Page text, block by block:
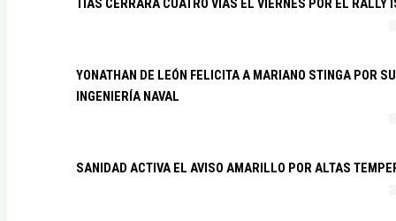
TÍAS CERRARÁ CUATRO VÍAS EL VIERNES POR EL
YONATHAN DE LEÓN FELICITA A MARIANO STINGA POR
INGENIERÍA NAVAL
SANIDAD ACTIVA EL AVISO AMARILLO POR ALTAS